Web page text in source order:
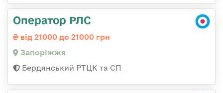
Оператор РЛС
від 21000 до 21000 грн
Запоріжжя
Бердянський РТЦК та СП